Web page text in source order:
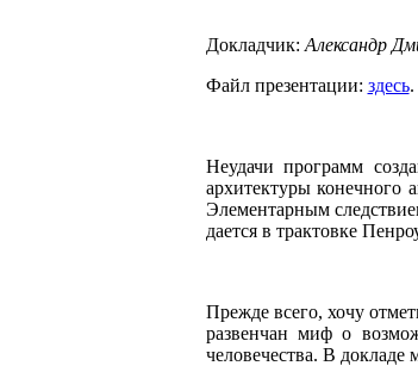
Докладчик: Александр
Файл презентации: здесь.
Неудачи программ
архитектуры конечного
Элементарным
дается в трактовке
Прежде всего, хочу
развенчан миф о
человечества. В